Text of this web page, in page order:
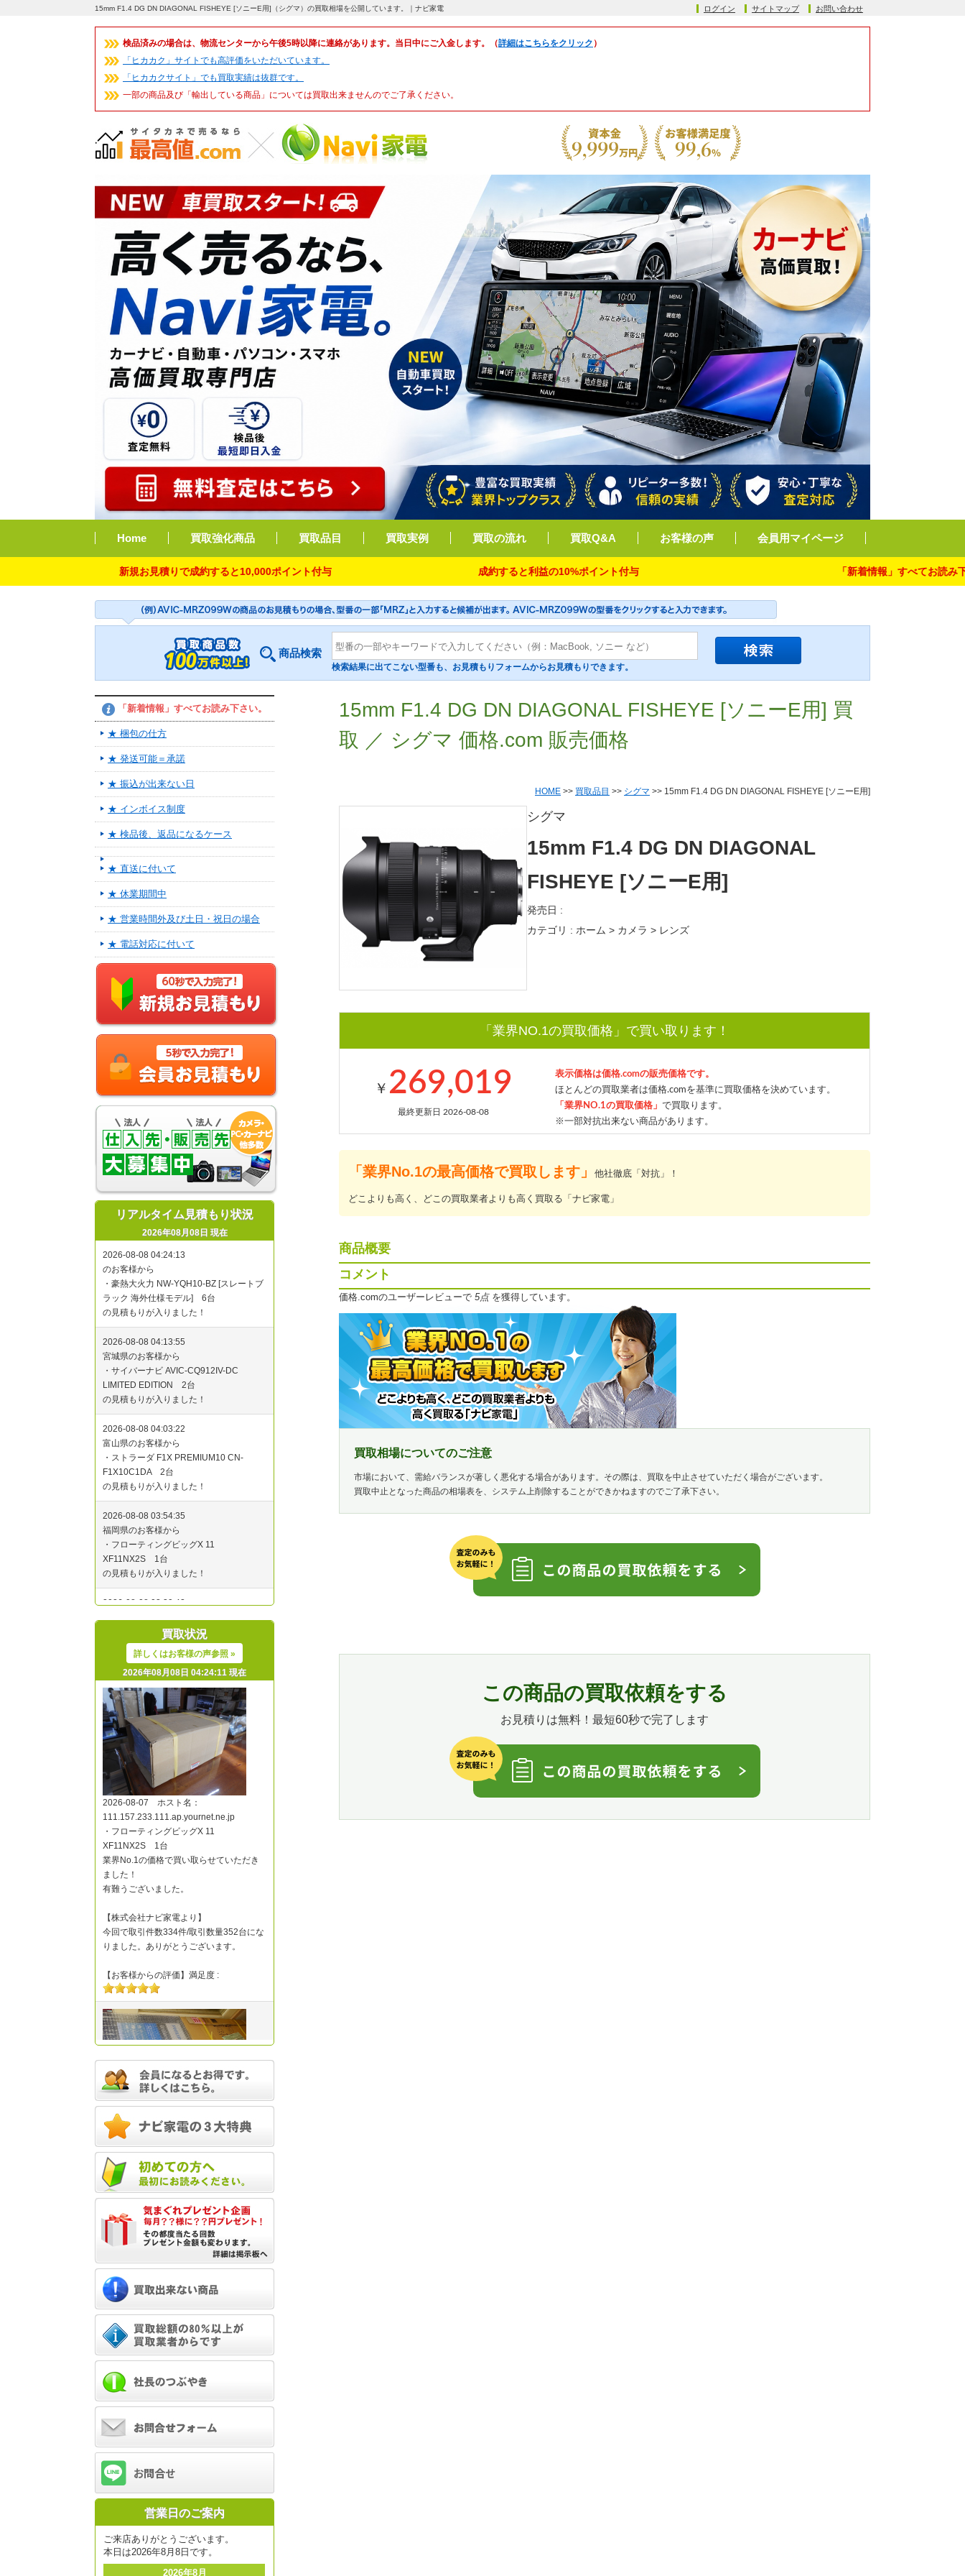
15mm F1.4 DG DN DIAGONAL FISHEYE [ソニーE用]（シグマ）の買取相場を公開しています。｜ナビ家電 ログイン サイトマップ お問い合わせ
検品済みの場合は、物流センターから午後5時以降に連絡があります。当日中にご入金します。（詳細はこちらをクリック ）
「ヒカカク」サイトでも高評価をいただいています。
「ヒカカクサイト」でも買取実績は抜群です。
一部の商品及び「輸出している商品」については買取出来ませんのでご了承ください。
Home 買取強化商品 買取品目 買取実例 買取の流れ 買取Q&A お客様の声 会員用マイページ
新規お見積りで成約すると10,000ポイント付与 成約すると利益の10%ポイント付与 「新着情報」すべてお読み下さい。
商品検索
検索結果に出てこない型番も、お見積もりフォームからお見積もりできます。
15mm F1.4 DG DN DIAGONAL FISHEYE [ソニーE用] 買
取 ／ シグマ 価格.com 販売価格
HOME >> 買取品目 >> シグマ >> 15mm F1.4 DG DN DIAGONAL FISHEYE [ソニーE用]
シグマ
15mm F1.4 DG DN DIAGONAL
FISHEYE [ソニーE用]
発売日 :
カテゴリ : ホーム > カメラ > レンズ
「業界NO.1の買取価格」で買い取ります！
￥ 269,019
最終更新日 2026-08-08
表示価格は価格.comの販売価格です。
ほとんどの買取業者は価格.comを基準に買取価格を決めています。
「業界NO.1の買取価格」 で買取ります。
※一部対抗出来ない商品があります。
「業界No.1の最高価格で買取します」 他社徹底「対抗」！
どこよりも高く、どこの買取業者よりも高く買取る「ナビ家電」
商品概要
コメント
価格.comのユーザーレビューで 5点を獲得しています。
買取相場についてのご注意
市場において、需給バランスが著しく悪化する場合があります。その際は、買取を中止させていただく場合がございます。
買取中止となった商品の相場表を、システム上削除することができかねますのでご了承下さい。
この商品の買取依頼をする
お見積りは無料！最短60秒で完了します
「新着情報」すべてお読み下さい。
★ 梱包の仕方
★ 発送可能＝承諾
★ 振込が出来ない日
★ インボイス制度
★ 検品後、返品になるケース
★ 直送に付いて
★ 休業期間中
★ 営業時間外及び土日・祝日の場合
★ 電話対応に付いて
リアルタイム見積もり状況
2026年08月08日 現在
買取状況
詳しくはお客様の声参照 »
2026年08月08日 04:24:11 現在
営業日のご案内
ご来店ありがとうございます。
本日は2026年8月8日です。
2026年8月